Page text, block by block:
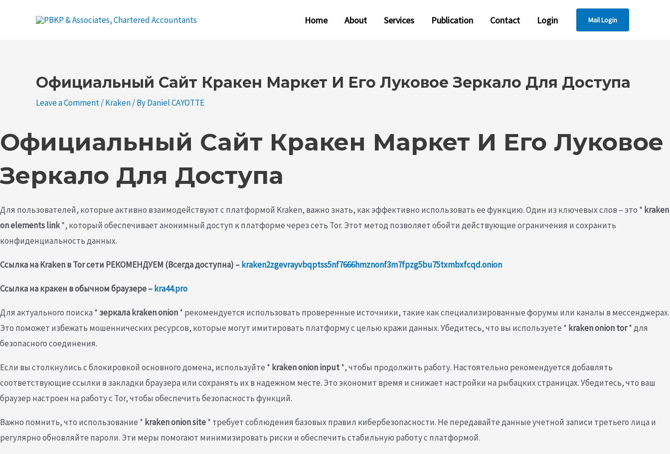
Home About Services Publication Contact Login Mail Login
Официальный Сайт Кракен Маркет И Его Луковое Зеркало Для Доступа
Leave a Comment/Kraken/ ByDaniel CAYOTTE
Официальный Сайт Кракен Маркет И Его Луковое
Зеркало Для Доступа
Для пользователей, которые активно взаимодействуют с платформой Kraken, важно знать, как эффективно использовать ее функцию. Один из ключевых слов – это * kraken
on elements link*, который обеспечивает анонимный доступ к платформе через сеть Tor. Этот метод позволяет обойти действующие ограничения и сохранить
конфиденциальность данных.
Ссылка на Kraken в Tor сети РЕКОМЕНДУЕМ (Всегда доступна) –kraken2zgevrayvbqptss5nf7666hmznonf3m7fpzg5bu75txmbxfcqd.onion
Ссылка на кракен в обычном браузере –kra44.pro
Для актуального поиска * зеркала kraken onion* рекомендуется использовать проверенные источники, такие как специализированные форумы или каналы в мессенджерах.
Это поможет избежать мошеннических ресурсов, которые могут имитировать платформу с целью кражи данных. Убедитесь, что вы используете * kraken onion tor* для
безопасного соединения.
Если вы столкнулись с блокировкой основного домена, используйте * kraken onion input*, чтобы продолжить работу. Настоятельно рекомендуется добавлять
соответствующие ссылки в закладки браузера или сохранять их в надежном месте. Это экономит время и снижает настройки на рыбацких страницах. Убедитесь, что ваш
браузер настроен на работу с Tor, чтобы обеспечить безопасность функций.
Важно помнить, что использование * kraken onion site* требует соблюдения базовых правил кибербезопасности. Не передавайте данные учетной записи третьего лица и
регулярно обновляйте пароли. Эти меры помогают минимизировать риски и обеспечить стабильную работу с платформой.